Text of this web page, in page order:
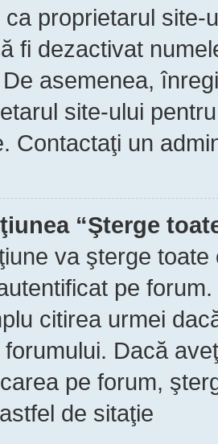
ca proprietarul
fi dezactivat
asemenea,
site-ului
Contactaţi un
“Şterge
va şterge
pe
citirea urmei
Dacă
pe forum,
de sitaţie